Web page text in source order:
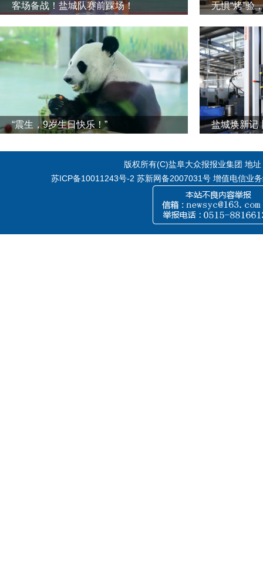
客场备战！盐城队赛前踩场！ 无惧“烤”验
“震生，9岁生日快乐！”
版权所有(C)盐阜大众报报业集团 地
苏ICP备10011243号-2 苏新网备2007031号 增值电信业